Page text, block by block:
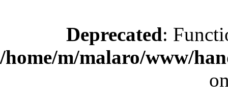
Deprecated:
/home/m/malaro/www/